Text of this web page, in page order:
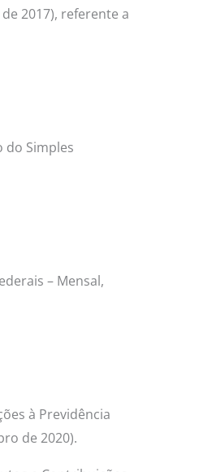
2017), referente a
do Simples
– Mensal,
à Previdência
de 2020).